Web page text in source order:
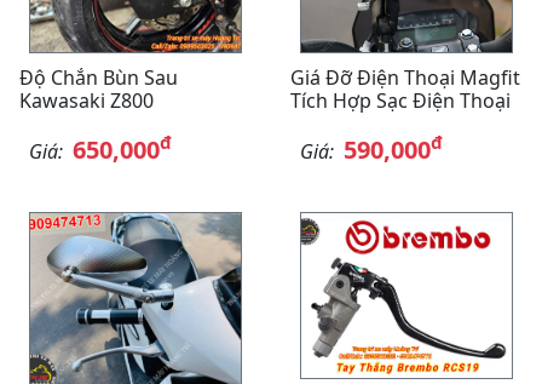
Độ Chắn Bùn Sau
Kawasaki Z800
Giá: 650,000đ
Giá Đỡ Điện Thoại Magfit
Tích Hợp Sạc Điện Thoại
Giá: 590,000đ